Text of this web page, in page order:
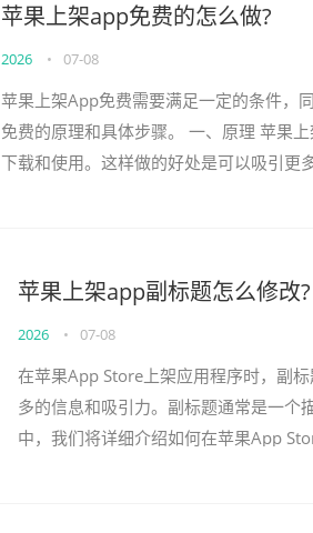
苹果上架app免费的怎么做?
2026 • 07-08
苹果上架App免费需要满足一定的条件，
免费的原理和具体步骤。 一、原理 苹果
下载和使用。这样做的好处是可以吸引
苹果上架app副标题怎么修改?
2026 • 07-08
在苹果App Store上架应用程序时，副
多的信息和吸引力。副标题通常是一个
中，我们将详细介绍如何在苹果App